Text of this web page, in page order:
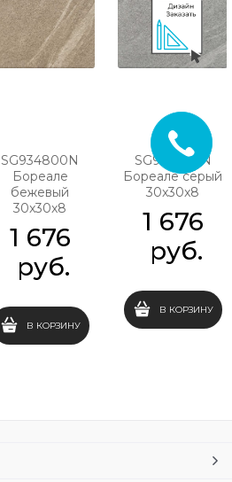
SG934800N
Бореале
бежевый
30x30x8
1 676
руб.
В КОРЗИНУ
SG934900N
Бореале серый
30x30x8
1 676
руб.
В КОРЗИНУ